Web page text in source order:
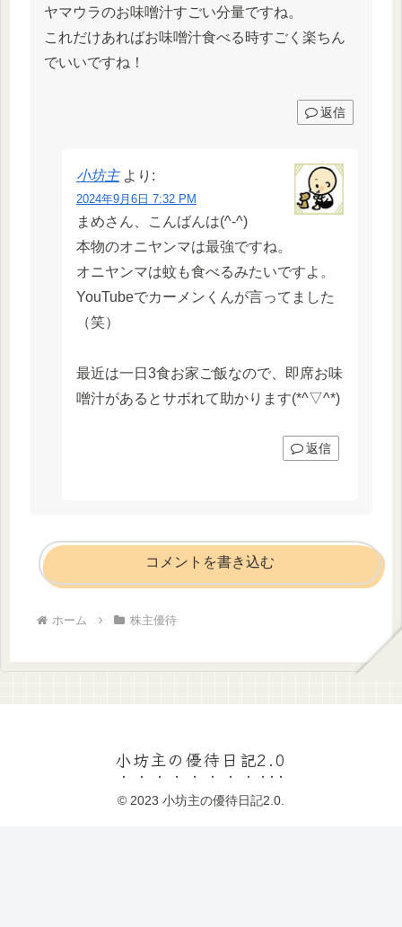
ヤマウラのお味噌汁すごい分量ですね。
これだけあればお味噌汁食べる時すごく楽ちん
でいいですね！
返信
小坊主 より:
2024年9月6日 7:32 PM
まめさん、こんばんは(^-^)
本物のオニヤンマは最強ですね。
オニヤンマは蚊も食べるみたいですよ。
YouTubeでカーメンくんが言ってました
（笑）
最近は一日3食お家ご飯なので、即席お味
噌汁があるとサボれて助かります(*^▽^*)
返信
コメントを書き込む
ホーム 株主優待
小坊主の優待日記2.0
© 2023 小坊主の優待日記2.0.